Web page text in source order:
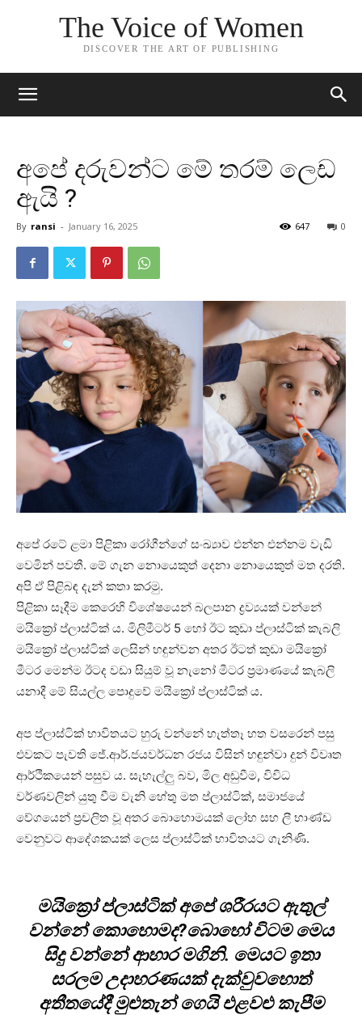
The Voice of Women
DISCOVER THE ART OF PUBLISHING
අපේ දරුවන්ට මේ තරම් ලෙඩ
ඇයි ?
By ransi - January 16, 2025 0
647
අපේ රටේ ළමා පිළිකා රෝගීන්ගේ සංඛ්‍යාව එන්න එන්නම වැඩි
වෙමින් පවතී. මේ ගැන නොයෙකුත් දෙනා නොයෙකුත් මත දරති.
අපි ඒ පිළිබඳ දැන් කතා කරමු.
පිළිකා සෑදීම කෙරෙහි විශේෂයෙන් බලපාන ද්‍රව්‍යයක් වන්නේ
මයික්‍රෝ ප්ලාස්ටික් ය. මිලිමීටර් 5 හෝ ඊට කුඩා ප්ලාස්ටික් කැබලි
මයික්‍රෝ ප්ලාස්ටික් ලෙසින් හඳුන්වන අතර ඊටත් කුඩා මයික්‍රෝ
මීටර මෙන්ම ඊටද වඩා සියුම් වූ නැනෝ මීටර ප්‍රමාණයේ කැබලි
යනාදී මේ සියල්ල පොදුවේ මයික්‍රෝ ප්ලාස්ටික් ය.
අප ප්ලාස්ටික් භාවිතයට හුරු වන්නේ හැත්තෑ හත වසරෙන් පසු
එවකට පැවති ජේ.ආර්.ජයවර්ධන රජය විසින් හඳුන්වා දුන් විවෘත
ආර්ථිකයෙන් පසුව ය. සැහැල්ලු බව, මිල අඩුවීම, විවිධ
වර්ණවලින් යුතු වීම වැනි හේතු මත ප්ලාස්ටික්, සමාජයේ
වේගයෙන් ප්‍රචලිත වූ අතර බොහොමයක් ලෝහ සහ ලී භාණ්ඩ
වෙනුවට ආදේශකයක් ලෙස ප්ලාස්ටික් භාවිතයට ගැනිණි.
මයික්‍රෝ ප්ලාස්ටික් අපේ ශරීරයට ඇතුල්
වන්නේ කොහොමද?බොහෝ විටම මෙය
සිදු වන්නේ ආහාර මගිනි. මෙයට ඉතා
සරලම උදාහරණයක් දැක්වුවහොත්
අතීතයේදී මුළුතැන් ගෙයි එළවළු කැපීම